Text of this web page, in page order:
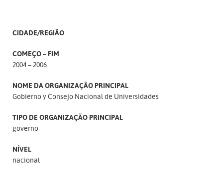
CIDADE/REGIÃO
COMEÇO – FIM
2004 – 2006
NOME DA ORGANIZAÇÃO PRINCIPAL
Gobierno y Consejo Nacional de Universidades
TIPO DE ORGANIZAÇÃO PRINCIPAL
governo
NÍVEL
nacional